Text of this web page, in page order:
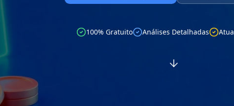
100% Gratuito Análises Detalhadas